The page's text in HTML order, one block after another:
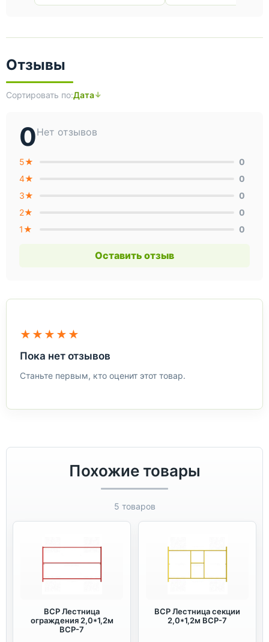
Отзывы
Сортировать по:Дата
0Нет отзывов
5★
0
4★
0
3★
0
2★
0
1★
0
Оставить отзыв
★★★★★
Пока нет отзывов
Станьте первым, кто оценит этот товар.
Похожие товары
5 товаров
ВСР Лестница
ограждения 2,0*1,2м
ВСР-7
ВСР Лестница секции
2,0*1,2м ВСР-7